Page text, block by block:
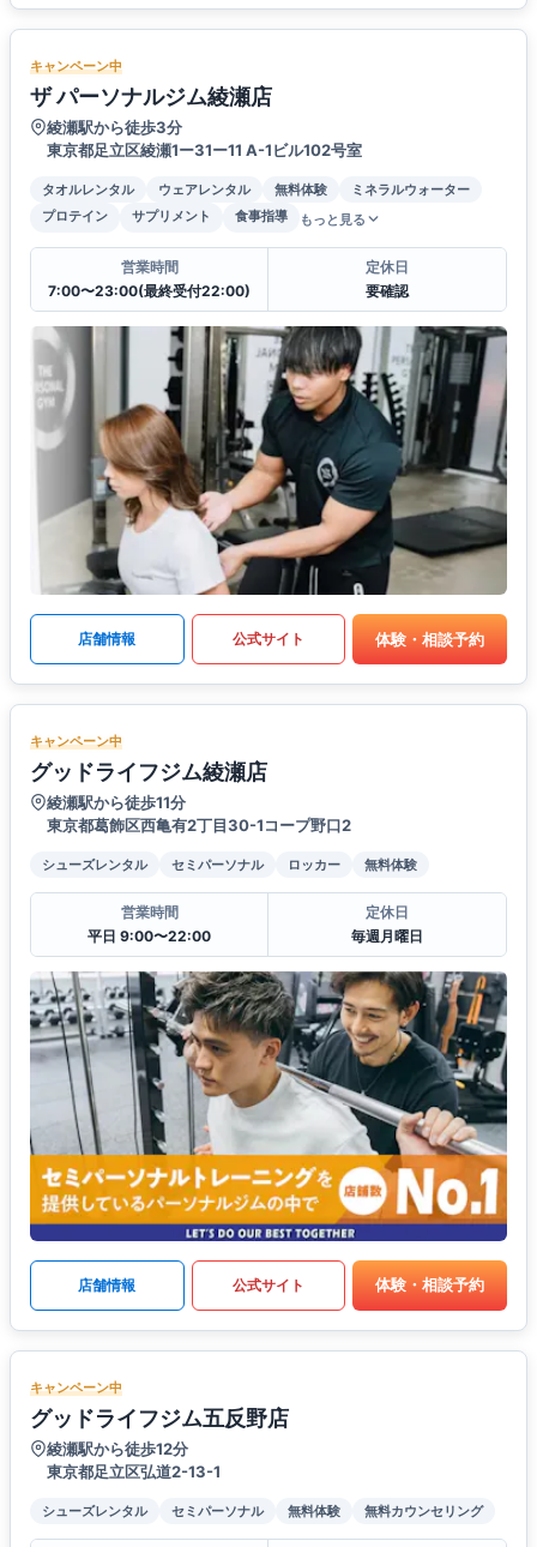
キャンペーン中
ザ パーソナルジム綾瀬店
綾瀬駅から徒歩3分
東京都足立区綾瀬1ー31ー11 A-1ビル102号室
タオルレンタル ウェアレンタル 無料体験
ミネラルウォーター
プロテイン
サプリメント 食事指導 もっと見る
営業時間
7:00〜23:00(最終受付22:00)
定休日
要確認
店舗情報 公式サイト 体験・相談予約
キャンペーン中
グッドライフジム綾瀬店
綾瀬駅から徒歩11分
東京都葛飾区西亀有2丁目30-1コープ野口2
シューズレンタル セミパーソナル ロッカー 無料体験
営業時間
平日 9:00〜22:00
定休日
毎週月曜日
店舗情報 公式サイト 体験・相談予約
キャンペーン中
グッドライフジム五反野店
綾瀬駅から徒歩12分
東京都足立区弘道2-13-1
シューズレンタル セミパーソナル 無料体験 無料カウンセリング